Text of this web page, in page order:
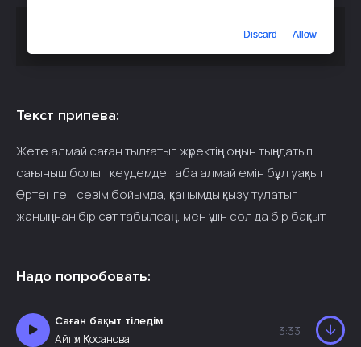
Жаңа кавер - Сен үшін жаралғандаймын
Текст припева:
Жете алмай саған тылғатып жүректің оңын тыңдатып
сағыныш болып кеудемде таба алмай емін бұл уақыт
Өртенген сезім бойымда, қанымды қызу тулатып
жаныңнан бір сәт табылсаң, мен үшін сол да бір бақыт
Надо попробовать:
Саған бақыт тіледім
Айгүл Қосанова
3:33
Discard Allow